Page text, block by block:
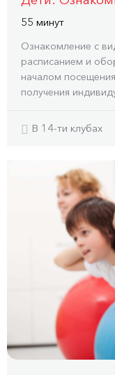
55 минут
Ознакомление с
расписанием и
началом
получения
В 14-ти клубах